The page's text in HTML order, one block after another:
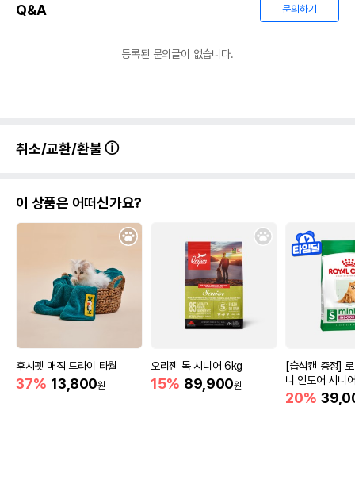
Q&A 문의하기
등록된 문의글이 없습니다.
취소/교환/환불
이 상품은 어떠신가요?
후시펫 매직 드라이 타월
37% 13,800원
오리젠 독 시니어 6kg
15% 89,900원
[습식캔 증정]
니 인도어 시니
움
20%